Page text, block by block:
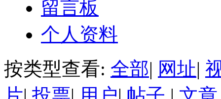
留言板
个人资料
按类型查看: 全部| 网址|